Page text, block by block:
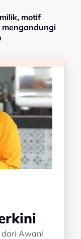
motif
dari Awani